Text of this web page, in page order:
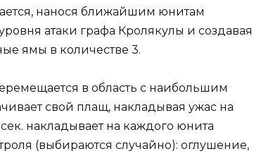
нанося ближайшим юнитам
атаки графа Кролякулы и создавая
ямы в количестве 3.
в область с наибольшим
свой плащ, накладывая ужас на
накладывает на каждого юнита
(выбираются случайно): оглушение,